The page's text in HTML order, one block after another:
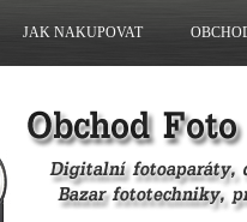
JAK NAKUPOVAT